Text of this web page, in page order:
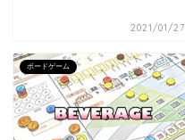
2021/01/27
ボードゲーム